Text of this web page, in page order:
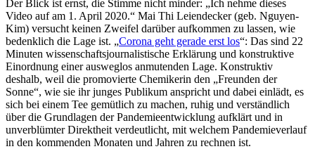
Der Blick ist ernst, die Stimme nicht minder: „Ich nehme dieses
Video auf am 1. April 2020.“ Mai Thi Leiendecker (geb. Nguyen-
Kim) versucht keinen Zweifel darüber aufkommen zu lassen, wie
bedenklich die Lage ist. „Corona geht gerade erst los“: Das sind 22
Minuten wissenschaftsjournalistische Erklärung und konstruktive
Einordnung einer ausweglos anmutenden Lage. Konstruktiv
deshalb, weil die promovierte Chemikerin den „Freunden der
Sonne“, wie sie ihr junges Publikum anspricht und dabei einlädt, es
sich bei einem Tee gemütlich zu machen, ruhig und verständlich
über die Grundlagen der Pandemieentwicklung aufklärt und in
unverblümter Direktheit verdeutlicht, mit welchem Pandemieverlauf
in den kommenden Monaten und Jahren zu rechnen ist.